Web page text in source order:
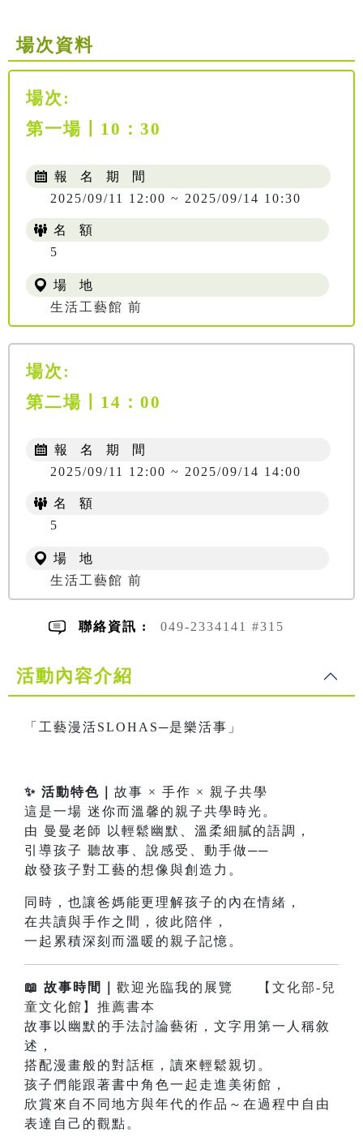
場次資料
場次:
第一場〡10：30
報 名 期 間
2025/09/11 12:00 ~ 2025/09/14 10:30
名 額
5
場 地
生活工藝館 前
場次:
第二場〡14：00
報 名 期 間
2025/09/11 12:00 ~ 2025/09/14 14:00
名 額
5
場 地
生活工藝館 前
聯絡資訊 : 049-2334141 #315
活動內容介紹
「工藝漫活SLOHAS─是樂活事」
✨ 活動特色｜ 故事 × 手作 × 親子共學
這是一場 迷你而溫馨的親子共學時光。
由 曼曼老師 以輕鬆幽默、溫柔細膩的語調，
引導孩子 聽故事、說感受、動手做──
啟發孩子對工藝的想像與創造力。
同時，也讓爸媽能更理解孩子的內在情緒，
在共讀與手作之間，彼此陪伴，
一起累積深刻而溫暖的親子記憶。
📖 故事時間｜ 歡迎光臨我的展覽
【文化部-兒
童文化館】推薦書本
故事以幽默的手法討論藝術，文字用第一人稱敘
述，
搭配漫畫般的對話框，讀來輕鬆親切。
孩子們能跟著書中角色一起走進美術館，
欣賞來自不同地方與年代的作品～在過程中自由
表達自己的觀點。